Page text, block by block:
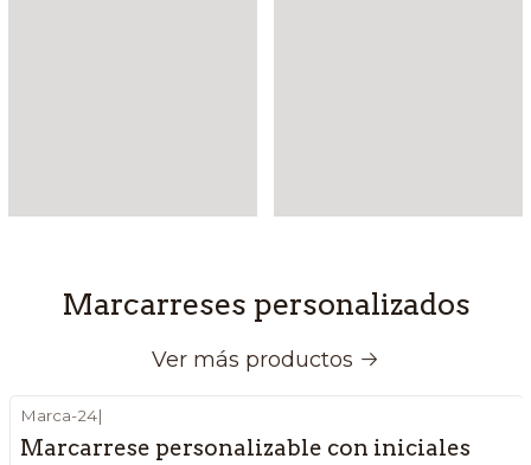
Marcarreses personalizados
Ver más productos
Marca-24|
Marcarrese personalizable con iniciales